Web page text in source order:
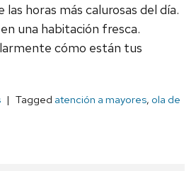
horas más calurosas del día.
una habitación fresca.
cómo están tus
Tagged atención a mayores, ola de